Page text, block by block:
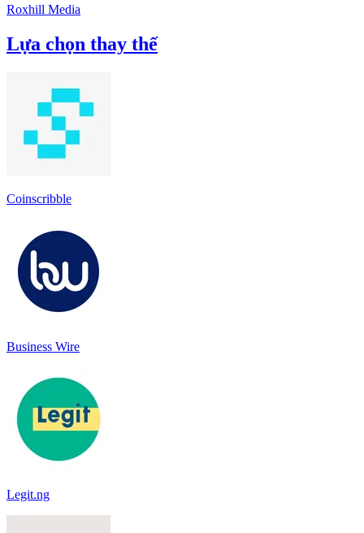
Roxhill Media
Lựa chọn thay thế
Coinscribble
Business Wire
Legit.ng